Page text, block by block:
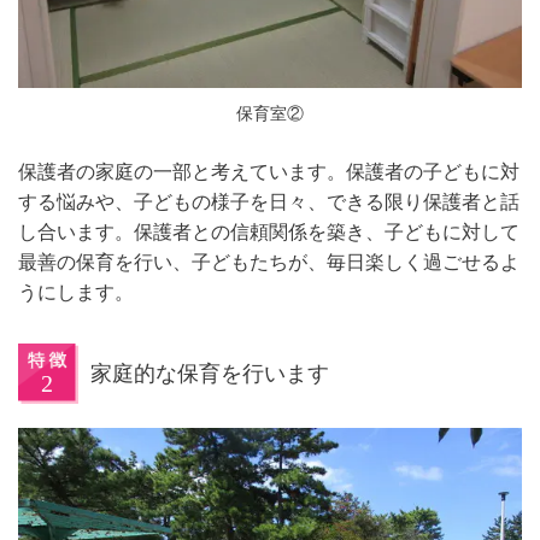
保育室②
保護者の家庭の一部と考えています。保護者の子どもに対
する悩みや、子どもの様子を日々、できる限り保護者と話
し合います。保護者との信頼関係を築き、子どもに対して
最善の保育を行い、子どもたちが、毎日楽しく過ごせるよ
うにします。
家庭的な保育を行います